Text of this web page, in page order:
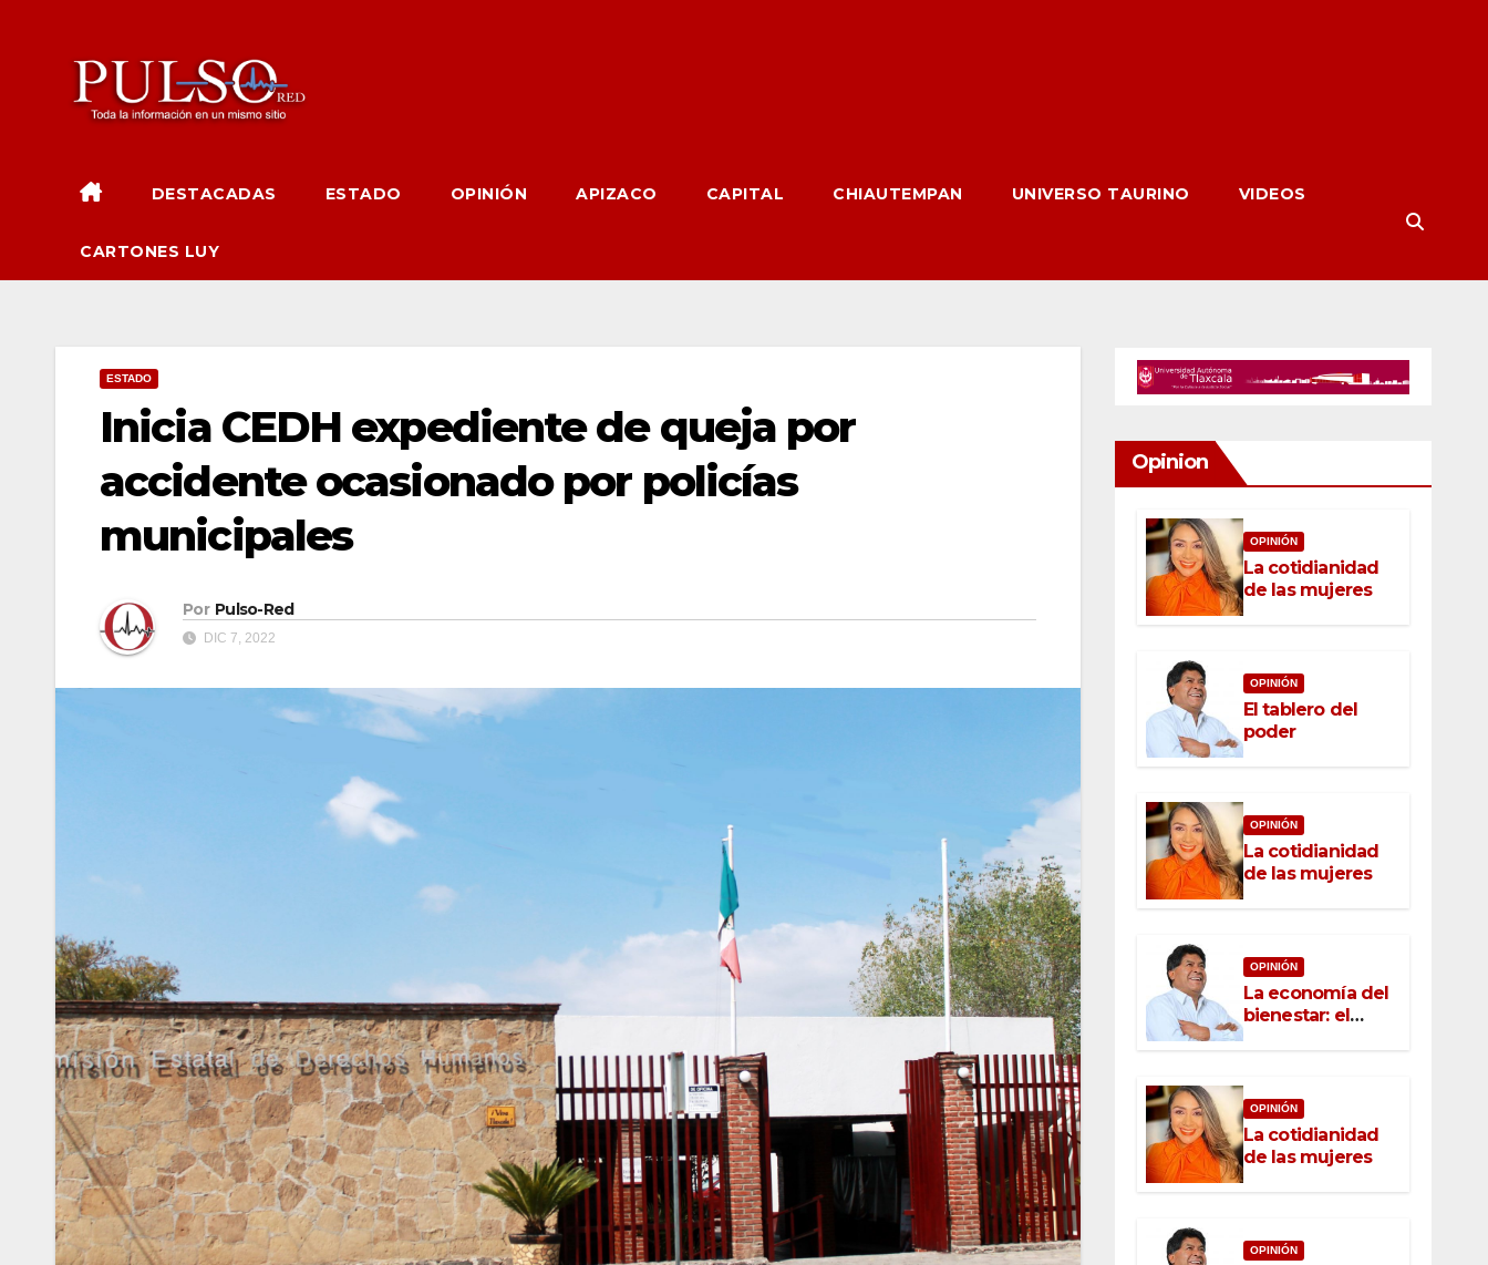
DESTACADAS ESTADO OPINIÓN APIZACO CAPITAL CHIAUTEMPAN UNIVERSO TAURINO VIDEOS
CARTONES LUY
ESTADO
Inicia CEDH expediente de queja por
accidente ocasionado por policías
municipales
Por Pulso-Red
DIC 7, 2022
Opinion
OPINIÓN
La cotidianidad
de las mujeres
OPINIÓN
El tablero del
poder
OPINIÓN
La cotidianidad
de las mujeres
OPINIÓN
La economía del
bienestar: el
nuevo rostro del
OPINIÓN
La cotidianidad
de las mujeres
OPINIÓN